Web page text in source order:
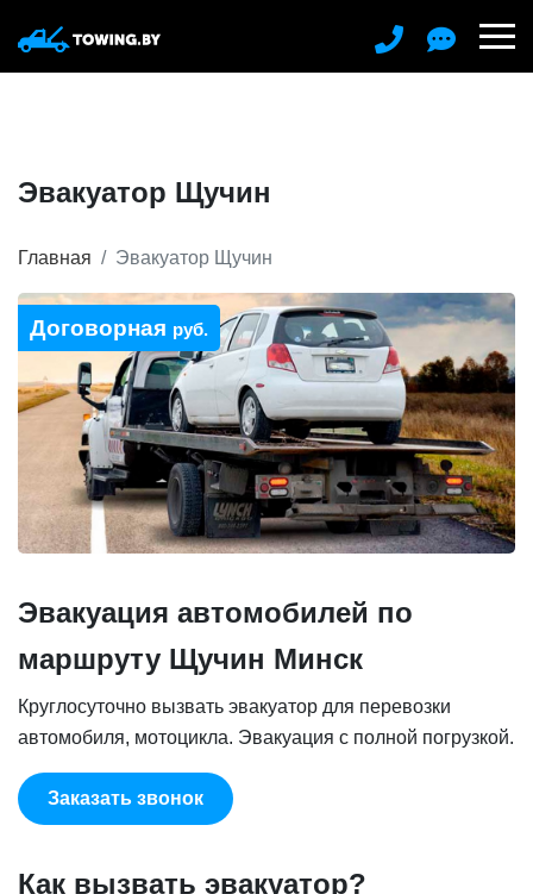
Эвакуатор Щучин
Главная Эвакуатор Щучин
Договорная руб.
Эвакуация автомобилей по
маршруту Щучин Минск
Круглосуточно вызвать эвакуатор для перевозки
автомобиля, мотоцикла. Эвакуация с полной погрузкой.
Заказать звонок
Как вызвать эвакуатор?